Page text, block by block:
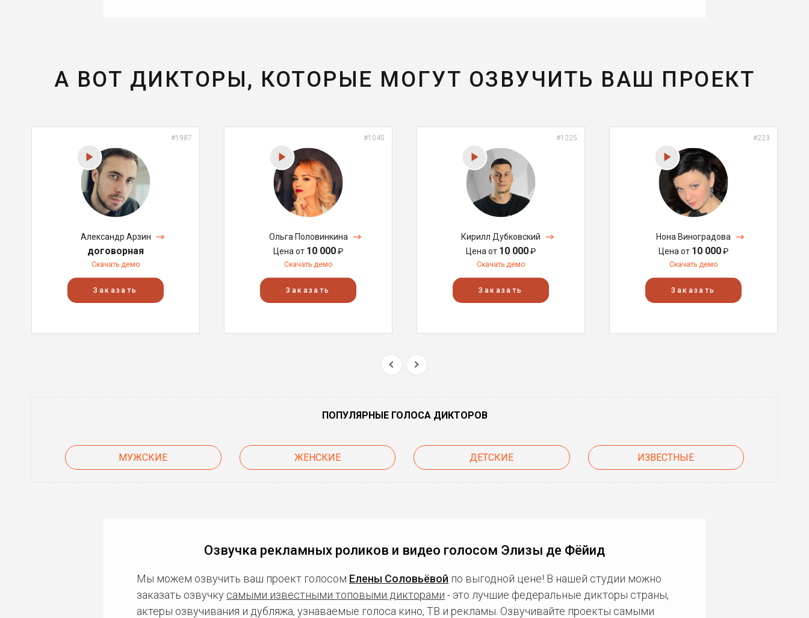
А ВОТ ДИКТОРЫ, КОТОРЫЕ МОГУТ ОЗВУЧИТЬ ВАШ ПРОЕКТ
#1987
Александр Арзин
договорная
Скачать демо
Заказать
#1045
Ольга Половинкина
Цена от 10 000₽
Скачать демо
Заказать
#1225
Кирилл Дубковский
Цена от 10 000₽
Скачать демо
Заказать
#223
Нона Виноградова
Цена от 10 000₽
Скачать демо
Заказать
ПОПУЛЯРНЫЕ ГОЛОСА ДИКТОРОВ
МУЖСКИЕ ЖЕНСКИЕ ДЕТСКИЕ ИЗВЕСТНЫЕ
Озвучка рекламных роликов и видео голосом Элизы де Фёйид
Мы можем озвучить ваш проект голосом Елены Соловьёвой по выгодной цене! В нашей студии можно
заказать озвучку самыми известными топовыми дикторами - это лучшие федеральные дикторы страны,
актеры озвучивания и дубляжа, узнаваемые голоса кино, ТВ и рекламы. Озвучивайте проекты самыми